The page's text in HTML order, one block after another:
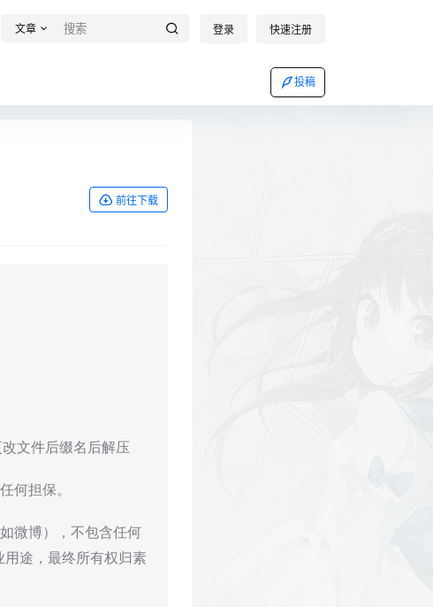
文章 登录 快速注册
投稿
前往下载
文件后缀名后解压
何担保。
微博），不包含任何
途，最终所有权归素